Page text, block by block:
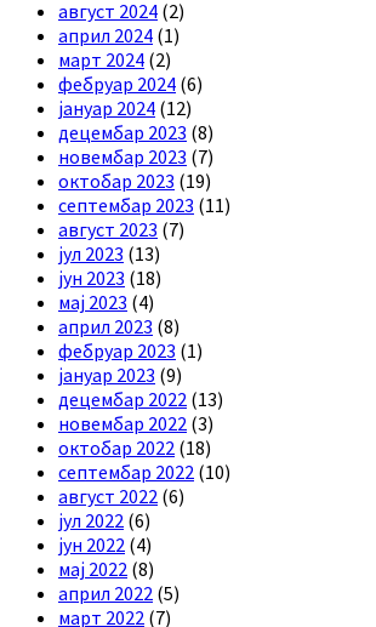
август 2024 (2)
април 2024 (1)
март 2024 (2)
фебруар 2024 (6)
јануар 2024 (12)
децембар 2023 (8)
новембар 2023 (7)
октобар 2023 (19)
септембар 2023 (11)
август 2023 (7)
јул 2023 (13)
јун 2023 (18)
мај 2023 (4)
април 2023 (8)
фебруар 2023 (1)
јануар 2023 (9)
децембар 2022 (13)
новембар 2022 (3)
октобар 2022 (18)
септембар 2022 (10)
август 2022 (6)
јул 2022 (6)
јун 2022 (4)
мај 2022 (8)
април 2022 (5)
март 2022 (7)